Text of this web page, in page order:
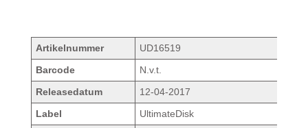
Artikelnummer
UD16519
Barcode
N.v.t.
Releasedatum
12-04-2017
Label
UltimateDisk